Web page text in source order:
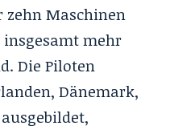
zehn Maschinen
mehr
Die Piloten
Dänemark,